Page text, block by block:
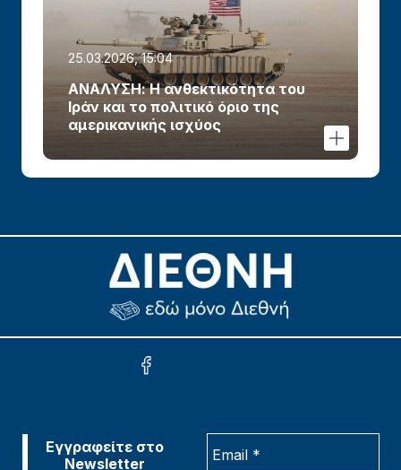
25.03.2026, 15:04
ΑΝΑΛΥΣΗ: Η ανθεκτικότητα του
Ιράν και το πολιτικό όριο της
αμερικανικής ισχύος